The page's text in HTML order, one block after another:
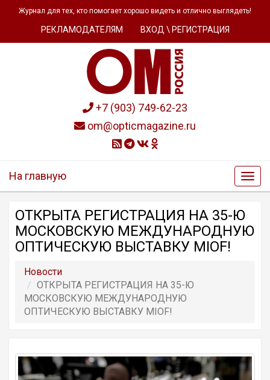
Журнал для тех, кто помогает хорошо видеть и отлично выглядеть!
РЕКЛАМОДАТЕЛЯМ ВХОД \ РЕГИСТРАЦИЯ
+7 (903) 749-62-23
om@opticmagazine.ru
На главную
ОТКРЫТА РЕГИСТРАЦИЯ НА 35-Ю
МОСКОВСКУЮ МЕЖДУНАРОДНУЮ
ОПТИЧЕСКУЮ ВЫСТАВКУ MIOF!
Новости
ОТКРЫТА РЕГИСТРАЦИЯ НА 35-Ю
МОСКОВСКУЮ МЕЖДУНАРОДНУЮ
ОПТИЧЕСКУЮ ВЫСТАВКУ MIOF!